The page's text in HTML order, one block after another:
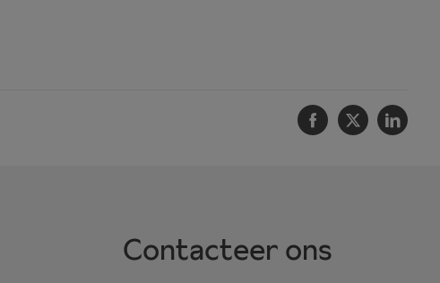
Facebook
Twitter
Contacteer ons